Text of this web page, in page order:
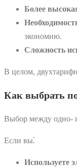
Более
экономию.
Сложность
В целом,
Как выбрать
Выбор между одно-
Если вы⁚
Используете